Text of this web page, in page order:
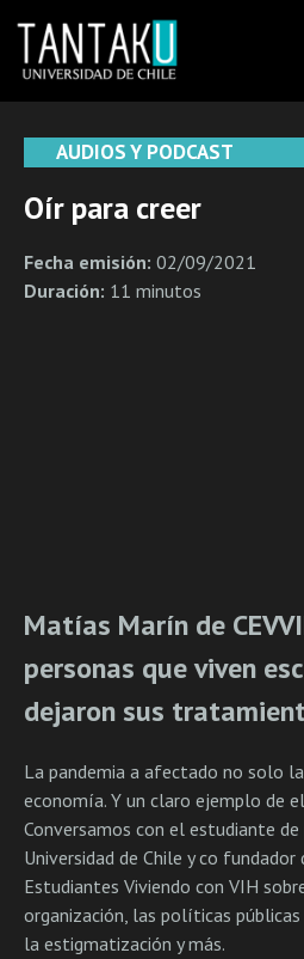
content
AUDIOS Y PODCAST
Oír para creer
Fecha emisión: 02/09/2021
Duración: 11 minutos
Matías Marín de
personas que viven
dejaron sus
La pandemia a afectado no solo
economía. Y un claro ejemplo de
Conversamos con el estudiante
Universidad de Chile y co
Estudiantes Viviendo con VIH
organización, las políticas
la estigmatización y más.